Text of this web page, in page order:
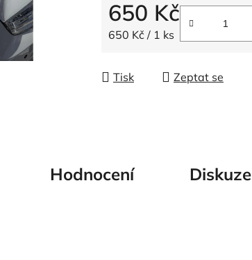
650 Kč
Měrná cena:
650 Kč / 1 ks
Tisk Zeptat se
Hodnocení Diskuze